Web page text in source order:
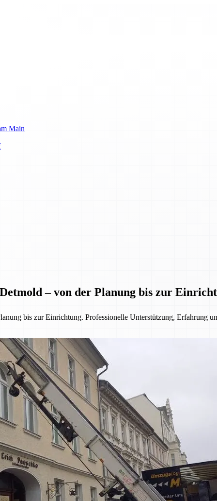
Main
– von der Planung bis zur
bis zur Einrichtung. Professionelle Unterstützung, Erfahrung